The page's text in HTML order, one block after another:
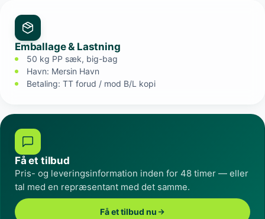
Emballage & Lastning
50 kg PP sæk, big-bag
Havn: Mersin Havn
Betaling: TT forud / mod B/L kopi
Få et tilbud
Pris- og leveringsinformation inden for 48 timer — eller
tal med en repræsentant med det samme.
Få et tilbud nu